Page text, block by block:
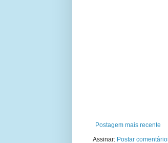
Postagem mais recente
Assinar: Postar